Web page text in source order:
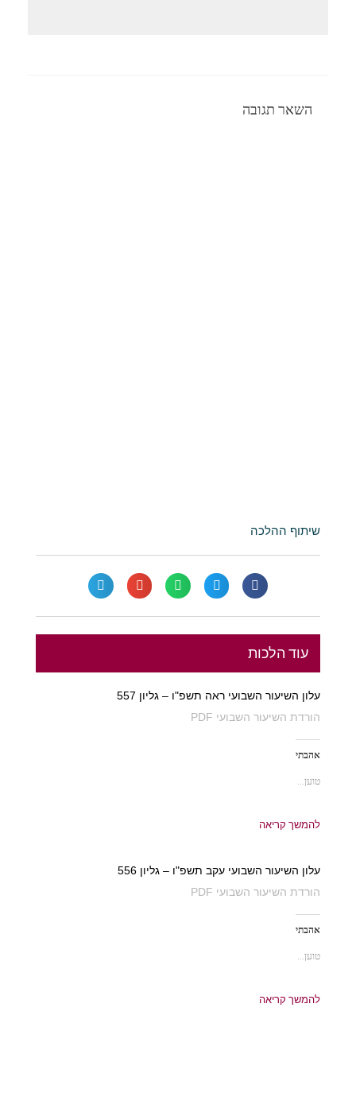
השאר תגובה
שיתוף ההלכה
עוד הלכות
עלון השיעור השבועי ראה תשפ"ו – גליון 557
הורדת השיעור השבועי PDF
אהבתי
טוען...
להמשך קריאה
עלון השיעור השבועי עקב תשפ"ו – גליון 556
הורדת השיעור השבועי PDF
אהבתי
טוען...
להמשך קריאה